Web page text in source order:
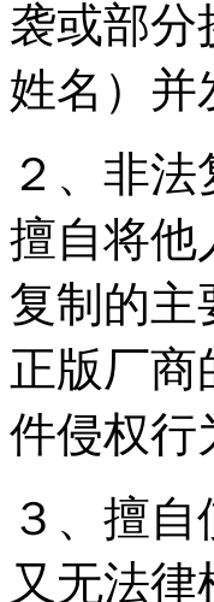
袭或部分
姓名）并
２、非
擅自将他
复制的主
正版厂商
件侵权行
３、擅
又无法